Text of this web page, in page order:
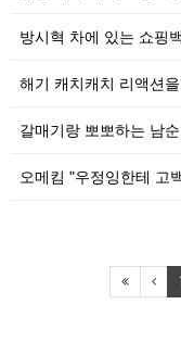
방시혁 차에 있는 쇼핑
해기 캐치캐치 리액션
갈매기랑 뽀뽀하는 남순
오메킴 "우정잉한테 고